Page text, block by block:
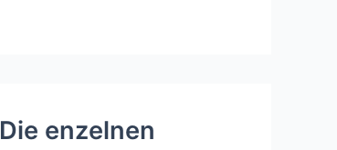
Die enzelnen